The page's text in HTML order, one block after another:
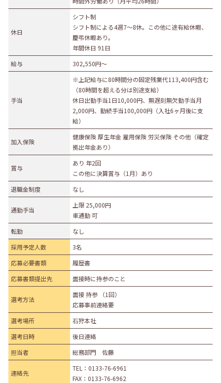
札幌市・近郊 函館市・近郊
帯広市・近郊 北見市・近郊 道外
休日
シフト制
シフト制による4週7〜8休。この他に途有給休暇、
慶弔休暇あり。
年間休日 91日
給与
302,550円〜
手当
※上記給与に80時間分の固定残業代113,400円含む
（80時間を超える分は別途支給）
休日出勤手当1日10,000円、無遅刻無欠勤手当月
2,000円、勤続手当100,000円（入社6ヶ月後に支
給）
加入保険
健康保険 厚生年金 雇用保険 労災保険 その他（確定
拠出年金あり）
賞与
あり 年2回
この他に決算賞与（1月）あり
退職金制度
なし
通勤手当
上限 25,000円
車通勤 可
転勤
なし
採用予定人数
3名
応募必要書類
履歴書
応募書類提出先
面接時に持参のこと
選考方法
面接 持参 （1回）
応募事前連絡要
選考場所
石狩本社
選考日時
後日連絡
担当者
総務部門 佐藤
連絡先
TEL： 0133-76-6961
FAX：0133-76-6962